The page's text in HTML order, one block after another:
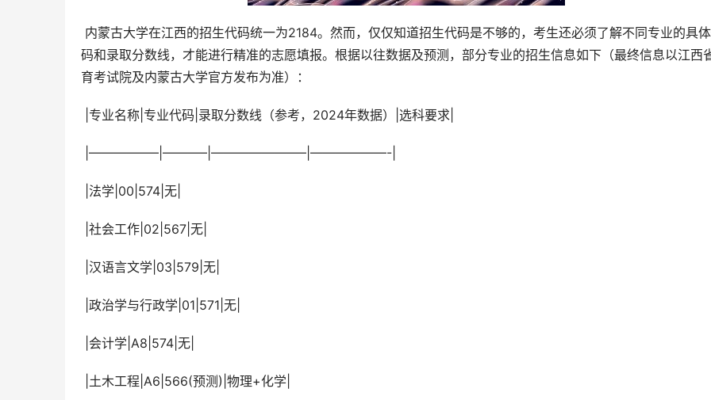
码和录取分数线，才能进行精准的志愿填报。根据以往数据及预测，部分专业的招生信息如下（最终信息以江西
育考试院及内蒙古大学官方发布为准）：
|专业名称|专业代码|录取分数线（参考，2024年数据）|选科要求|
|—————–|———–|———————–|——————-|
|法学|00|574|无|
|社会工作|02|567|无|
|汉语言文学|03|579|无|
|政治学与行政学|01|571|无|
|会计学|A8|574|无|
|土木工程|A6|566(预测)|物理+化学|